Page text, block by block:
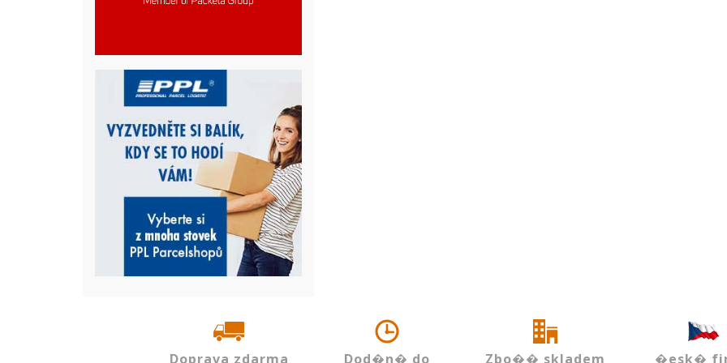
Doprava zdarma
Dod�n� do
Zbo�� skladem
�esk�